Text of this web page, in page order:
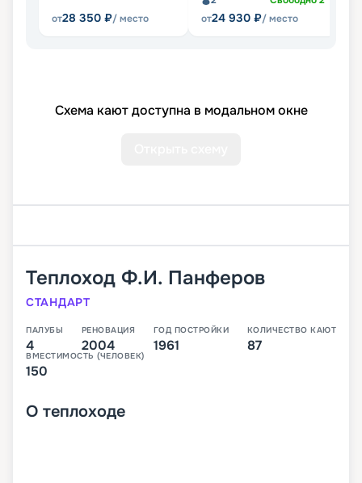
от28 350 ₽/ место
от24 930 ₽/ место
Схема кают доступна в модальном окне
Теплоход Ф.И. Панферов
СТАНДАРТ
ПАЛУБЫ
4
РЕНОВАЦИЯ
2004
ГОД ПОСТРОЙКИ
1961
КОЛИЧЕСТВО КАЮТ
87
ВМЕСТИМОСТЬ (ЧЕЛОВЕК)
150
О теплоходе